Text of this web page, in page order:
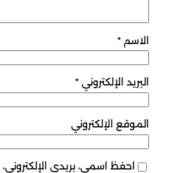
الاسم *
البريد الإلكتروني *
الموقع الإلكتروني
احفظ اسمي، بريدي